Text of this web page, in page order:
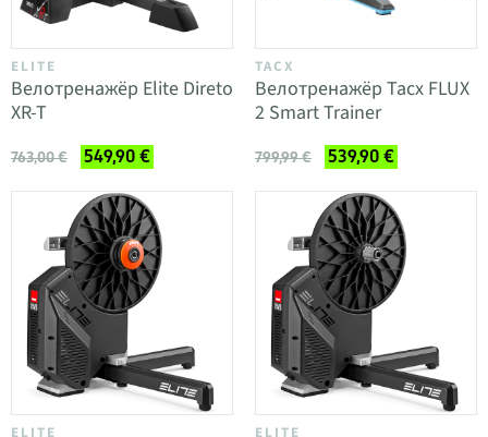
ELITE
Велотренажёр Elite Direto
XR-T
763,00 € 549,90 €
TACX
Велотренажёр Tacx FLUX
2 Smart Trainer
799,99 € 539,90 €
ELITE ELITE